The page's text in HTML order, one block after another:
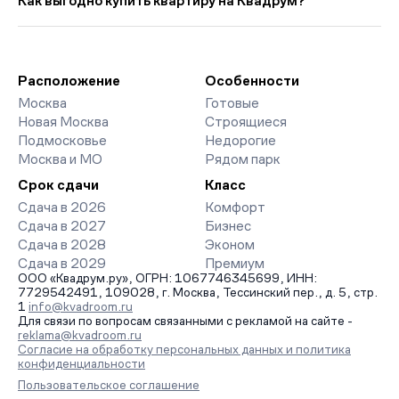
класса. На страницах ЖК доступны отзывы жильцов о
качестве строительства, интерактивный генплан корпусов,
организует просмотр и поможет одобрить ипотеку по
минимальной ставке. Чтобы зафиксировать цену, оставьте
заявку на обратный звонок.
Расположение
Москва
Новая Москва
Подмосковье
Москва и МО
Особенности
Готовые
Строящиеся
Недорогие
Рядом парк
Срок сдачи
Сдача в 2026
Сдача в 2027
Сдача в 2028
Сдача в 2029
Класс
Комфорт
Бизнес
Эконом
Премиум
ООО «Квадрум.ру», ОГРН: 1067746345699, ИНН:
7729542491, 109028, г. Москва, Тессинский пер., д. 5, стр.
1 info@kvadroom.ru
Для связи по вопросам связанными с рекламой на сайте -
reklama@kvadroom.ru
Согласие на обработку персональных данных и политика
конфиденциальности
Пользовательское соглашение